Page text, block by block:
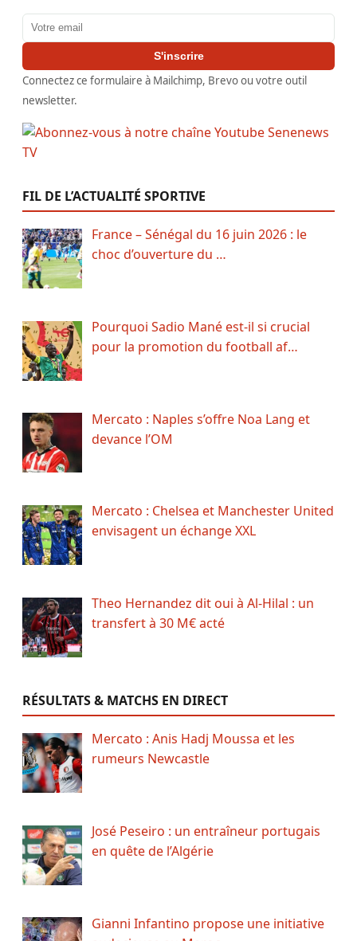
Adresse email
S'inscrire
Connectez ce formulaire à Mailchimp, Brevo ou votre outil
newsletter.
FIL DE L’ACTUALITÉ SPORTIVE
France – Sénégal du 16 juin 2026 : le
choc d’ouverture du …
Pourquoi Sadio Mané est-il si crucial
pour la promotion du football af…
Mercato : Naples s’offre Noa Lang et
devance l’OM
Mercato : Chelsea et Manchester United
envisagent un échange XXL
Theo Hernandez dit oui à Al-Hilal : un
transfert à 30 M€ acté
RÉSULTATS & MATCHS EN DIRECT
Mercato : Anis Hadj Moussa et les
rumeurs Newcastle
José Peseiro : un entraîneur portugais
en quête de l’Algérie
Gianni Infantino propose une initiative